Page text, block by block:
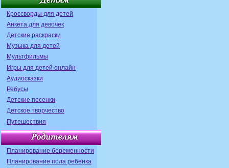
Кроссворды для детей
Анкета для девочек
Детские раскраски
Музыка для детей
Мультфильмы
Игры для детей онлайн
Аудиосказки
Ребусы
Детские песенки
Детское творчество
Путешествия
Планирование беременности
Планирование пола ребенка